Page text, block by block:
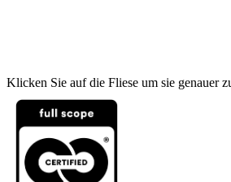
Klicken Sie auf die Fliese um sie genauer